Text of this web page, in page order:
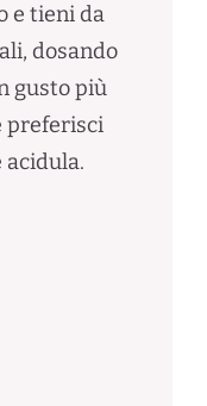
e tieni da
dosando
gusto più
preferisci
acidula.